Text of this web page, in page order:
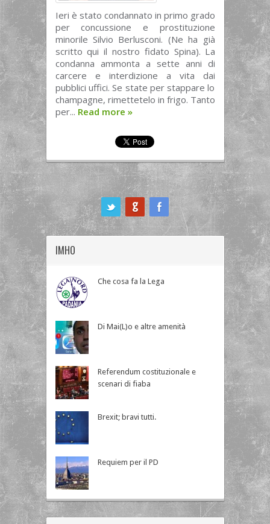
Ieri è stato condannato in primo grado
per concussione e prostituzione
minorile Silvio Berlusconi. (Ne ha già
scritto qui il nostro fidato Spina). La
condanna ammonta a sette anni di
carcere e interdizione a vita dai
pubblici uffici. Se state per stappare lo
champagne, rimettetelo in frigo. Tanto
per... Read more »
IMHO
Che cosa fa la Lega
Di Mai(L)o e altre amenità
Referendum costituzionale e
scenari di fiaba
Brexit; bravi tutti.
Requiem per il PD